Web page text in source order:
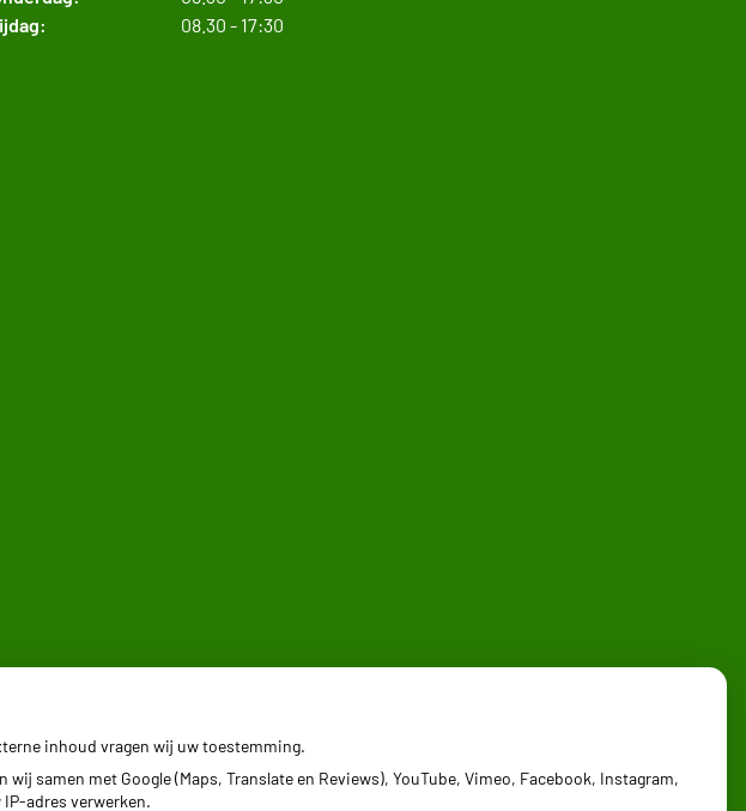
08.30 - 17:30
inhoud vragen wij uw toestemming.
samen met Google (Maps, Translate en Reviews), YouTube, Vimeo, Facebook, Instagram,
adres verwerken.